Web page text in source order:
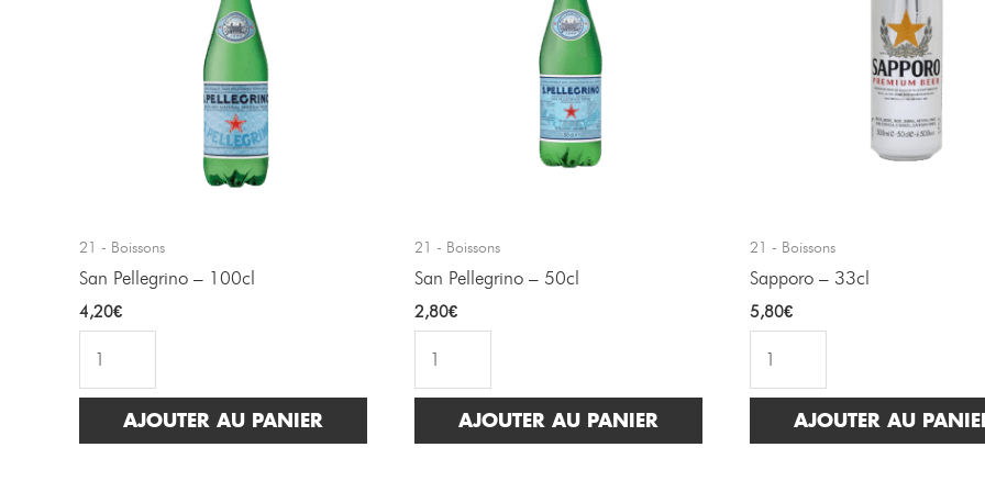
21 - Boissons
San Pellegrino – 100cl
4,20€
AJOUTER AU PANIER
21 - Boissons
San Pellegrino – 50cl
2,80€
AJOUTER AU PANIER
21 - Boissons
Sapporo – 33cl
5,80€
AJOUTER AU